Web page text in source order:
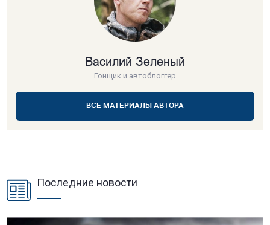
Василий Зеленый
Гонщик и автоблоггер
ВСЕ МАТЕРИАЛЫ АВТОРА
Последние новости